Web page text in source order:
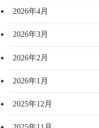
2026年4月
2026年3月
2026年2月
2026年1月
2025年12月